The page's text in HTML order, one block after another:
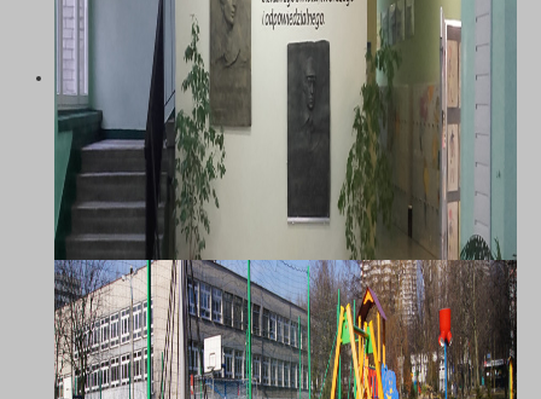
MARII DĄBROWSKIEJ W
KATOWICACH